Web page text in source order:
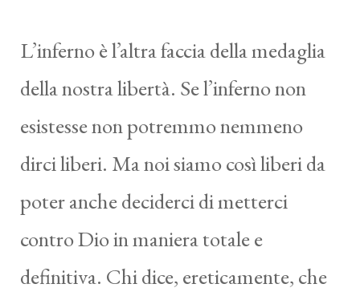
L’inferno è l’altra faccia della medaglia
della nostra libertà. Se l’inferno non
esistesse non potremmo nemmeno
dirci liberi. Ma noi siamo così liberi da
poter anche deciderci di metterci
contro Dio in maniera totale e
definitiva. Chi dice, ereticamente, che